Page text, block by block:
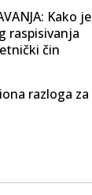
Kako je
raspisivanja
čin
razloga za